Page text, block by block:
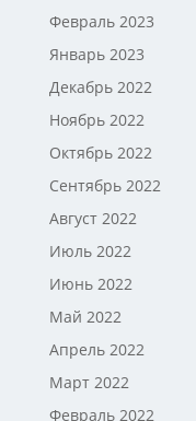
Февраль 2023
Январь 2023
Декабрь 2022
Ноябрь 2022
Октябрь 2022
Сентябрь 2022
Август 2022
Июль 2022
Июнь 2022
Май 2022
Апрель 2022
Март 2022
Февраль 2022